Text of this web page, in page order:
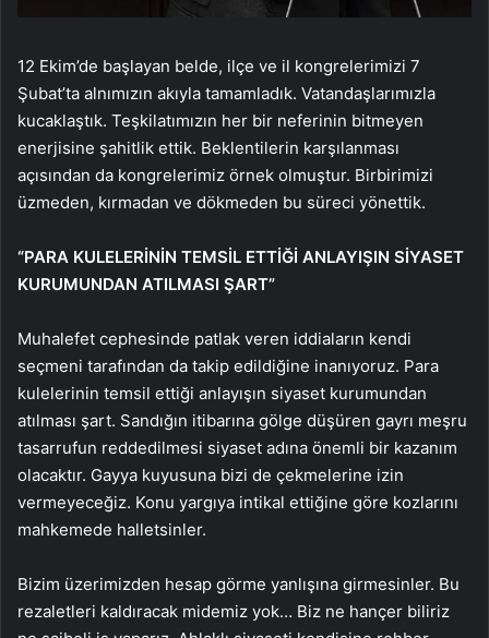
12 Ekim’de başlayan belde, ilçe ve il kongrelerimizi 7
Şubat’ta alnımızın akıyla tamamladık. Vatandaşlarımızla
kucaklaştık. Teşkilatımızın her bir neferinin bitmeyen
enerjisine şahitlik ettik. Beklentilerin karşılanması
açısından da kongrelerimiz örnek olmuştur. Birbirimizi
üzmeden, kırmadan ve dökmeden bu süreci yönettik.
“PARA KULELERİNİN TEMSİL ETTİĞİ ANLAYIŞIN SİYASET
KURUMUNDAN ATILMASI ŞART”
Muhalefet cephesinde patlak veren iddiaların kendi
seçmeni tarafından da takip edildiğine inanıyoruz. Para
kulelerinin temsil ettiği anlayışın siyaset kurumundan
atılması şart. Sandığın itibarına gölge düşüren gayrı meşru
tasarrufun reddedilmesi siyaset adına önemli bir kazanım
olacaktır. Gayya kuyusuna bizi de çekmelerine izin
vermeyeceğiz. Konu yargıya intikal ettiğine göre kozlarını
mahkemede halletsinler.
Bizim üzerimizden hesap görme yanlışına girmesinler. Bu
rezaletleri kaldıracak midemiz yok… Biz ne hançer biliriz